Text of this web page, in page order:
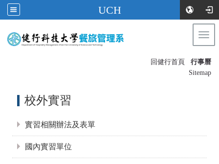
UCH
回健行首頁
行事曆
Sitemap
校外實習
實習相關辦法及表單
國內實習單位